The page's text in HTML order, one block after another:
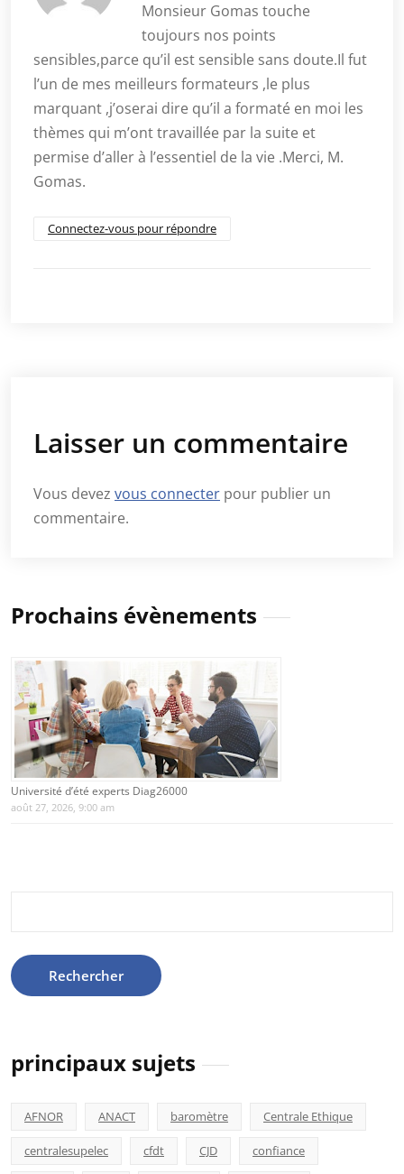
Monsieur Gomas touche
toujours nos points
sensibles,parce qu’il est sensible sans doute.Il fut
l’un de mes meilleurs formateurs ,le plus
marquant ,j’oserai dire qu’il a formaté en moi les
thèmes qui m’ont travaillée par la suite et
permise d’aller à l’essentiel de la vie .Merci, M.
Gomas.
Connectez-vous pour répondre
Laisser un commentaire
Vous devez vous connecter pour publier un
commentaire.
Prochains évènements
Université d’été experts Diag26000
août 27, 2026, 9:00 am
principaux sujets
AFNOR ANACT baromètre Centrale Ethique
centralesupelec cfdt CJD confiance